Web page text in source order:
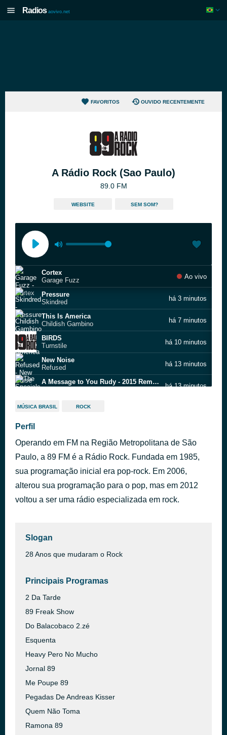
Radios aovivo.net
FAVORITOS OUVIDO RECENTEMENTE
A Rádio Rock (Sao Paulo)
89.0 FM
WEBSITE SEM SOM?
Cortex
Garage Fuzz
Ao vivo
Pressure
Skindred
há 3 minutos
This Is America
Childish Gambino
há 7 minutos
BIRDS
Turnstile
há 10 minutos
New Noise
Refused
há 13 minutos
A Message to You Rudy - 2015 Remaster
há 13 minutos
Would?
Psycho Killer
Talking Heads
Você
Dead Fish
há 25 minutos
MÚSICA BRASIL ROCK
Perfil
Operando em FM na Região Metropolitana de São
Paulo, a 89 FM é a Rádio Rock. Fundada em 1985,
sua programação inicial era pop-rock. Em 2006,
alterou sua programação para o pop, mas em 2012
voltou a ser uma rádio especializada em rock.
Slogan
28 Anos que mudaram o Rock
Principais Programas
2 Da Tarde
89 Freak Show
Do Balacobaco 2.zé
Esquenta
Heavy Pero No Mucho
Jornal 89
Me Poupe 89
Pegadas De Andreas Kisser
Quem Não Toma
Ramona 89